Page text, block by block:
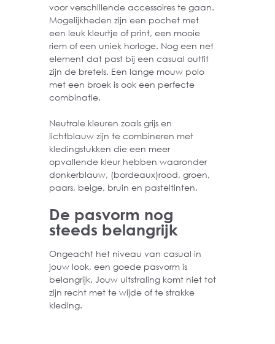
voor verschillende accessoires te gaan.
Mogelijkheden zijn een pochet met
een leuk kleurtje of print, een mooie
riem of een uniek horloge. Nog een net
element dat past bij een casual outfit
zijn de bretels. Een lange mouw polo
met een broek is ook een perfecte
combinatie.
Neutrale kleuren zoals grijs en
lichtblauw zijn te combineren met
kledingstukken die een meer
opvallende kleur hebben waaronder
donkerblauw, (bordeaux)rood, groen,
paars, beige, bruin en pasteltinten.
De pasvorm nog
steeds belangrijk
Ongeacht het niveau van casual in
jouw look, een goede pasvorm is
belangrijk. Jouw uitstraling komt niet tot
zijn recht met te wijde of te strakke
kleding.